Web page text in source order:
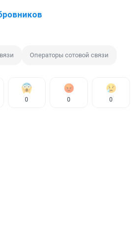
Операторы сотовой связи
0 0 0